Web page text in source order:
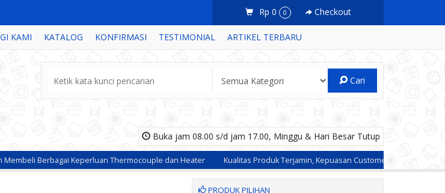
: 2 x 0.65mm NiCr/N....
Screen Size : 2 ....
Rp 0 0 Checkout
KAMI KATALOG KONFIRMASI TESTIMONIAL ARTIKEL TERBARU
Cari
Buka jam 08.00 s/d jam 17.00, Minggu & Hari Besar Tutup
Keperluan Thermocouple dan Heater Kualitas Produk Terjamin, Kepuasan Customer Dalam Berbelanja
PRODUK PILIHAN